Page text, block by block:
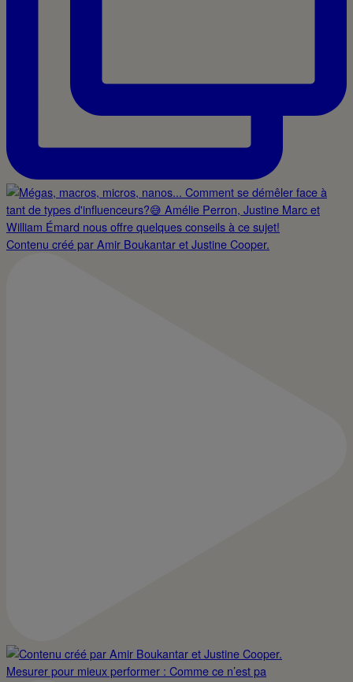
Contenu créé par Amir Boukantar et Justine Cooper.
Mesurer pour mieux performer : Comme ce n’est pa